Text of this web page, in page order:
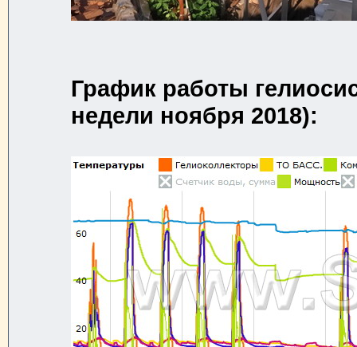
График работы
недели ноября 2018):